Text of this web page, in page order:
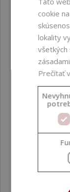
cookie
lokality
všetkých
Prečítať